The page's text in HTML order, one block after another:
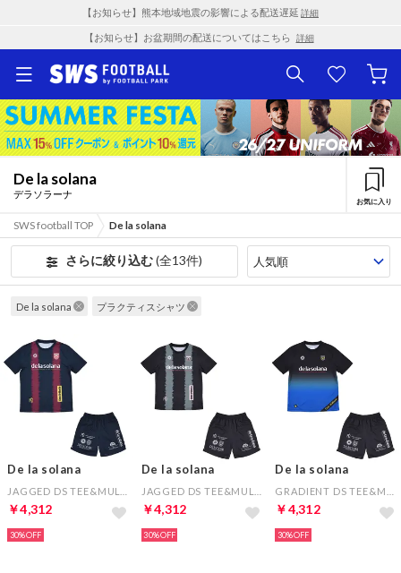
【お知らせ】熊本地域地震の影響による配送遅延 詳細
【お知らせ】お盆期間の配送についてはこちら 詳細
De la solana
デラソラーナ
お気に入り
SWS football TOP De la solana
さらに絞り込む(全13件)
De la solana プラクティスシャツ
De la solana
￥4,312
30%
De la solana
￥4,312
30%
De la solana
￥4,312
30%